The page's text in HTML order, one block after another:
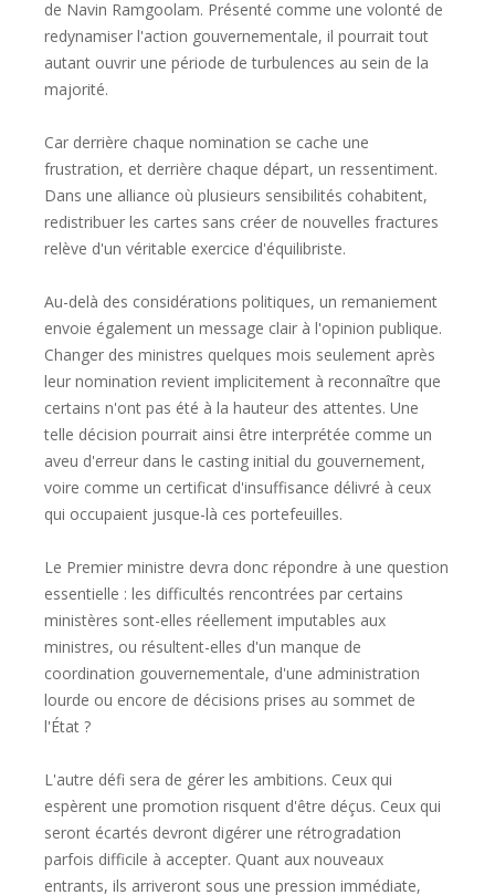
de Navin Ramgoolam. Présenté comme une volonté de
redynamiser l'action gouvernementale, il pourrait tout
autant ouvrir une période de turbulences au sein de la
majorité.
Car derrière chaque nomination se cache une
frustration, et derrière chaque départ, un ressentiment.
Dans une alliance où plusieurs sensibilités cohabitent,
redistribuer les cartes sans créer de nouvelles fractures
relève d'un véritable exercice d'équilibriste.
Au-delà des considérations politiques, un remaniement
envoie également un message clair à l'opinion publique.
Changer des ministres quelques mois seulement après
leur nomination revient implicitement à reconnaître que
certains n'ont pas été à la hauteur des attentes. Une
telle décision pourrait ainsi être interprétée comme un
aveu d'erreur dans le casting initial du gouvernement,
voire comme un certificat d'insuffisance délivré à ceux
qui occupaient jusque-là ces portefeuilles.
Le Premier ministre devra donc répondre à une question
essentielle : les difficultés rencontrées par certains
ministères sont-elles réellement imputables aux
ministres, ou résultent-elles d'un manque de
coordination gouvernementale, d'une administration
lourde ou encore de décisions prises au sommet de
l'État ?
L'autre défi sera de gérer les ambitions. Ceux qui
espèrent une promotion risquent d'être déçus. Ceux qui
seront écartés devront digérer une rétrogradation
parfois difficile à accepter. Quant aux nouveaux
entrants, ils arriveront sous une pression immédiate,